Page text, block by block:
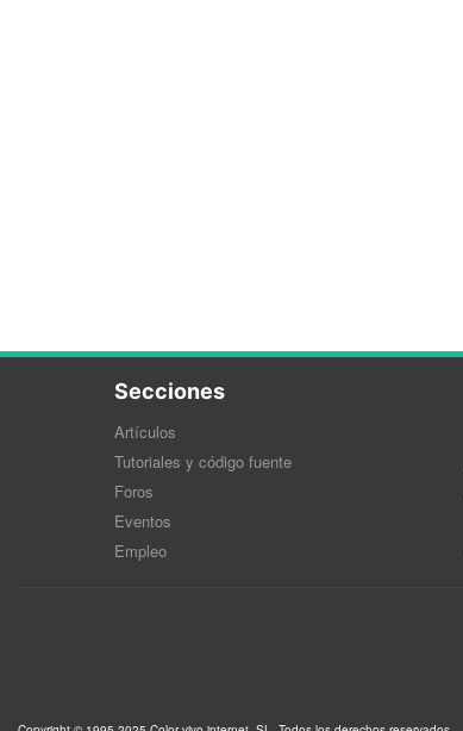
Secciones
Artículos
Tutoriales y código fuente
Foros
Eventos
Empleo